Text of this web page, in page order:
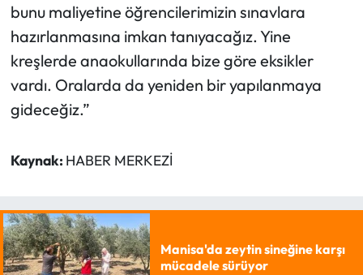
bunu maliyetine öğrencilerimizin sınavlara
hazırlanmasına imkan tanıyacağız. Yine
kreşlerde anaokullarında bize göre eksikler
vardı. Oralarda da yeniden bir yapılanmaya
gideceğiz.”
Kaynak: HABER MERKEZİ
Manisa'da zeytin sineğine karşı
mücadele sürüyor